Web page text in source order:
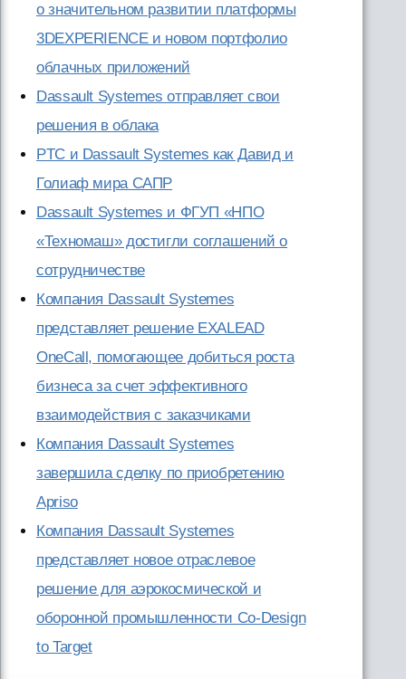
о значительном развитии платформы
3DEXPERIENCE и новом портфолио
облачных приложений
Dassault Systemes отправляет свои
решения в облака
PTC и Dassault Systemes как Давид и
Голиаф мира САПР
Dassault Systemes и ФГУП «НПО
«Техномаш» достигли соглашений о
сотрудничестве
Компания Dassault Systemes
представляет решение EXALEAD
OneCall, помогающее добиться роста
бизнеса за счет эффективного
взаимодействия с заказчиками
Компания Dassault Systemes
завершила сделку по приобретению
Apriso
Компания Dassault Systemes
представляет новое отраслевое
решение для аэрокосмической и
оборонной промышленности Co-Design
to Target